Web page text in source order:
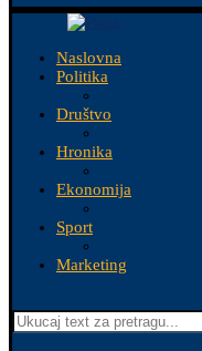
Naslovna
Politika
Društvo
Hronika
Ekonomija
Sport
Marketing